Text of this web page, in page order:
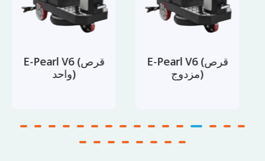
E-Pearl V6 (قرص
E-Pearl V6 (قرص